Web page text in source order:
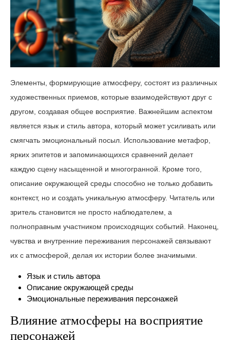
Элементы, формирующие атмосферу, состоят из различных
художественных приемов, которые взаимодействуют друг с
другом, создавая общее восприятие. Важнейшим аспектом
является язык и стиль автора, который может усиливать или
смягчать эмоциональный посыл. Использование метафор,
ярких эпитетов и запоминающихся сравнений делает
каждую сцену насыщенной и многогранной. Кроме того,
описание окружающей среды способно не только добавить
контекст, но и создать уникальную атмосферу. Читатель или
зритель становится не просто наблюдателем, а
полноправным участником происходящих событий. Наконец,
чувства и внутренние переживания персонажей связывают
их с атмосферой, делая их истории более значимыми.
Язык и стиль автора
Описание окружающей среды
Эмоциональные переживания персонажей
Влияние атмосферы на восприятие
персонажей